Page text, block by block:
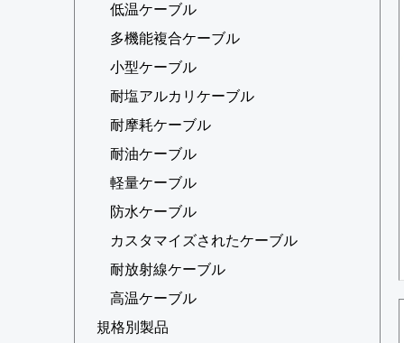
低温ケーブル
多機能複合ケーブル
小型ケーブル
耐塩アルカリケーブル
耐摩耗ケーブル
耐油ケーブル
軽量ケーブル
防水ケーブル
カスタマイズされたケーブル
耐放射線ケーブル
高温ケーブル
規格別製品